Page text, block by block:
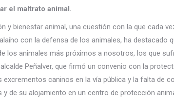
el maltrato animal.
y bienestar animal, una cuestión con la que cada
con la defensa de los animales, ha destacado
los animales más próximos a nosotros, los que
Peñalver, que firmó un convenio con la
caninos en la vía pública y la falta de
de su alojamiento en un centro de protección